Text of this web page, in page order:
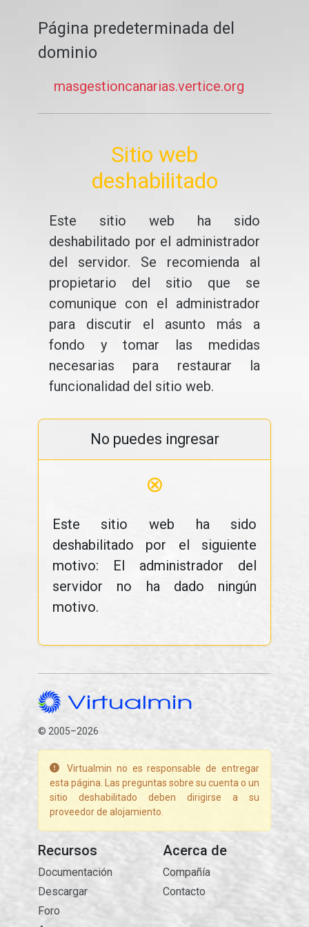
Página predeterminada del
dominio
masgestioncanarias.vertice.org
Sitio web
deshabilitado
Este sitio web ha sido
deshabilitado por el administrador
del servidor. Se recomienda al
propietario del sitio que se
comunique con el administrador
para discutir el asunto más a
fondo y tomar las medidas
necesarias para restaurar la
funcionalidad del sitio web.
No puedes ingresar
⊗
Este sitio web ha sido
deshabilitado por el siguiente
motivo: El administrador del
servidor no ha dado ningún
motivo.
© 2005–2026
Virtualmin no es responsable de entregar
esta página. Las preguntas sobre su cuenta o un
sitio deshabilitado deben dirigirse a su
proveedor de alojamiento.
Recursos
Documentación
Descargar
Foro
Acerca de
Compañía
Contacto